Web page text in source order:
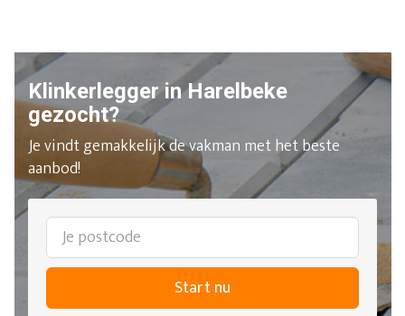
Klinkerlegger in Harelbeke
gezocht?
Je vindt gemakkelijk de vakman met het beste
aanbod!
Start nu